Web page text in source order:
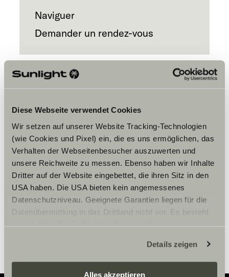
Diese Webseite verwendet Cookies
Wir setzen auf unserer Website Tracking-Technologien
(wie Cookies und Pixel) ein, die es uns ermöglichen, das
Verhalten der Webseitenbesucher auszuwerten und
unsere Reichweite zu messen. Ebenso haben wir Inhalte
Dritter auf der Website eingebettet, die ihren Sitz in den
USA haben. Die USA bieten kein angemessenes
Datenschutzniveau. Geeignete Garantien liegen für die
Datenübermittlung in das Drittland nicht vor. Es besteht
ein erhöhtes Risiko für Betroffene, da diesen
zustehen. Eingesetzte Dienstleister können Daten für
eigene Zwecke verarbeiten und mit anderen Daten
zusammenführen. Weitere Informationen finden Sie hier:
Details zeigen
Alles akzeptieren
Naviguer
Demander un rendez-vous
Veuillez accepter les cookies pour
afficher le contenu.
Paramètre des cookies